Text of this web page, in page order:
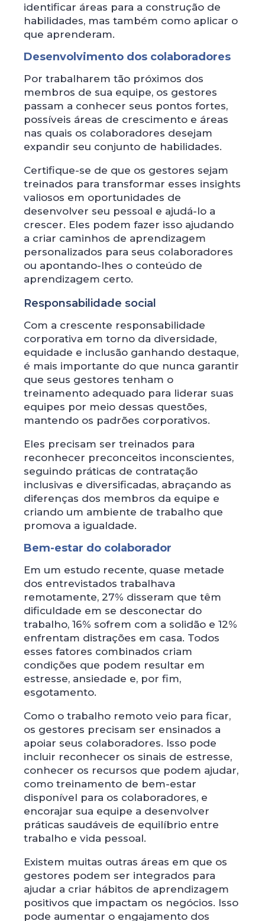
identificar áreas para a construção de
habilidades, mas também como aplicar o
que aprenderam.
Desenvolvimento dos colaboradores
Por trabalharem tão próximos dos
membros de sua equipe, os gestores
passam a conhecer seus pontos fortes,
possíveis áreas de crescimento e áreas
nas quais os colaboradores desejam
expandir seu conjunto de habilidades.
Certifique-se de que os gestores sejam
treinados para transformar esses insights
valiosos em oportunidades de
desenvolver seu pessoal e ajudá-lo a
crescer. Eles podem fazer isso ajudando
a criar caminhos de aprendizagem
personalizados para seus colaboradores
ou apontando-lhes o conteúdo de
aprendizagem certo.
Responsabilidade social
Com a crescente responsabilidade
corporativa em torno da diversidade,
equidade e inclusão ganhando destaque,
é mais importante do que nunca garantir
que seus gestores tenham o
treinamento adequado para liderar suas
equipes por meio dessas questões,
mantendo os padrões corporativos.
Eles precisam ser treinados para
reconhecer preconceitos inconscientes,
seguindo práticas de contratação
inclusivas e diversificadas, abraçando as
diferenças dos membros da equipe e
criando um ambiente de trabalho que
promova a igualdade.
Bem-estar do colaborador
Em um estudo recente, quase metade
dos entrevistados trabalhava
remotamente, 27% disseram que têm
dificuldade em se desconectar do
trabalho, 16% sofrem com a solidão e 12%
enfrentam distrações em casa. Todos
esses fatores combinados criam
condições que podem resultar em
estresse, ansiedade e, por fim,
esgotamento.
Como o trabalho remoto veio para ficar,
os gestores precisam ser ensinados a
apoiar seus colaboradores. Isso pode
incluir reconhecer os sinais de estresse,
conhecer os recursos que podem ajudar,
como treinamento de bem-estar
disponível para os colaboradores, e
encorajar sua equipe a desenvolver
práticas saudáveis ​​de equilíbrio entre
trabalho e vida pessoal.
Existem muitas outras áreas em que os
gestores podem ser integrados para
ajudar a criar hábitos de aprendizagem
positivos que impactam os negócios. Isso
pode aumentar o engajamento dos